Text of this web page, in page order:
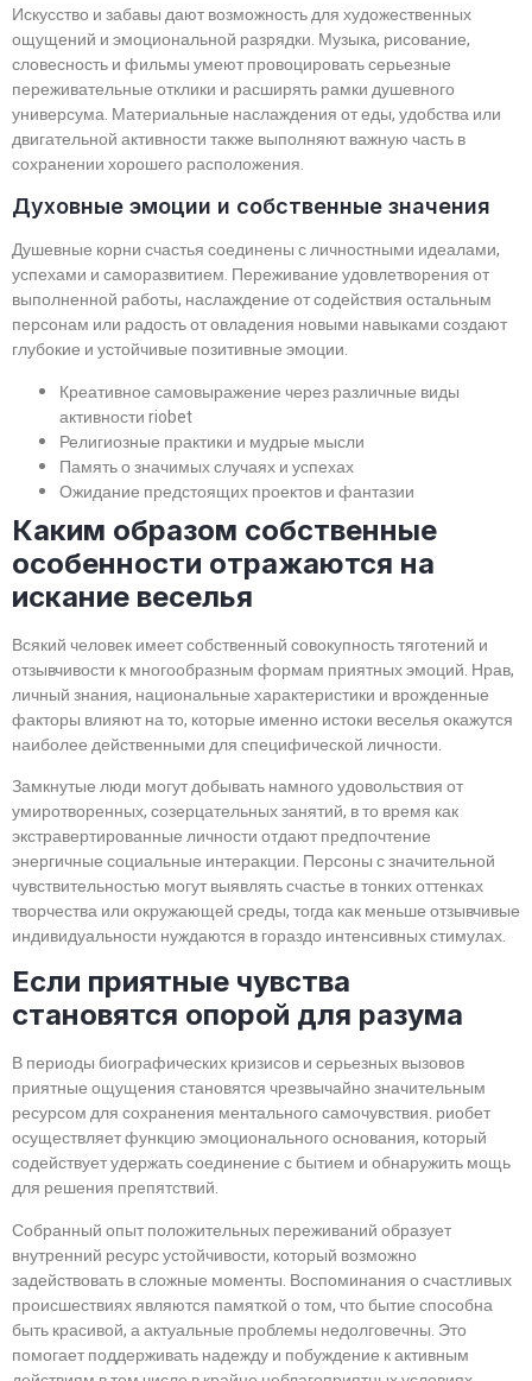
Искусство и забавы дают возможность для художественных
ощущений и эмоциональной разрядки. Музыка, рисование,
словесность и фильмы умеют провоцировать серьезные
переживательные отклики и расширять рамки душевного
универсума. Материальные наслаждения от еды, удобства или
двигательной активности также выполняют важную часть в
сохранении хорошего расположения.
Духовные эмоции и собственные значения
Душевные корни счастья соединены с личностными идеалами,
успехами и саморазвитием. Переживание удовлетворения от
выполненной работы, наслаждение от содействия остальным
персонам или радость от овладения новыми навыками создают
глубокие и устойчивые позитивные эмоции.
Креативное самовыражение через различные виды
активности riobet
Религиозные практики и мудрые мысли
Память о значимых случаях и успехах
Ожидание предстоящих проектов и фантазии
Каким образом собственные
особенности отражаются на
искание веселья
Всякий человек имеет собственный совокупность тяготений и
отзывчивости к многообразным формам приятных эмоций. Нрав,
личный знания, национальные характеристики и врожденные
факторы влияют на то, которые именно истоки веселья окажутся
наиболее действенными для специфической личности.
Замкнутые люди могут добывать намного удовольствия от
умиротворенных, созерцательных занятий, в то время как
экстравертированные личности отдают предпочтение
энергичные социальные интеракции. Персоны с значительной
чувствительностью могут выявлять счастье в тонких оттенках
творчества или окружающей среды, тогда как меньше отзывчивые
индивидуальности нуждаются в гораздо интенсивных стимулах.
Если приятные чувства
становятся опорой для разума
В периоды биографических кризисов и серьезных вызовов
приятные ощущения становятся чрезвычайно значительным
ресурсом для сохранения ментального самочувствия. риобет
осуществляет функцию эмоционального основания, который
содействует удержать соединение с бытием и обнаружить мощь
для решения препятствий.
Собранный опыт положительных переживаний образует
внутренний ресурс устойчивости, который возможно
задействовать в сложные моменты. Воспоминания о счастливых
происшествиях являются памяткой о том, что бытие способна
быть красивой, а актуальные проблемы недолговечны. Это
помогает поддерживать надежду и побуждение к активным